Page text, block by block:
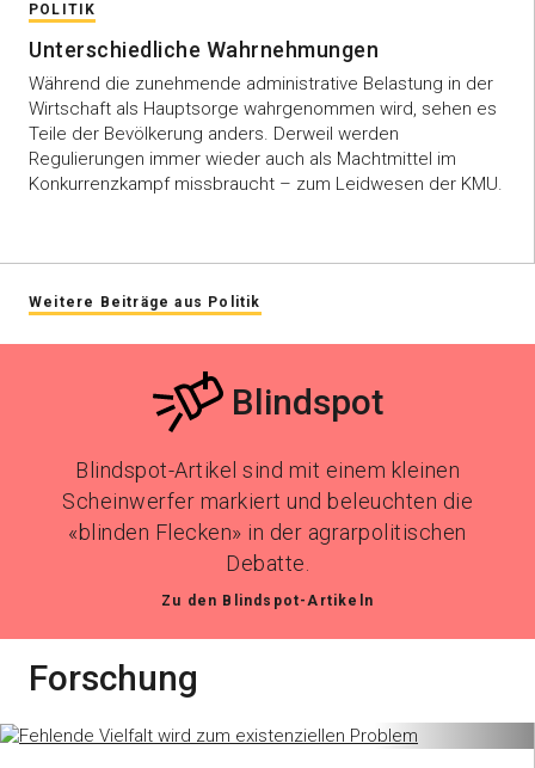
POLITIK
Unterschiedliche Wahrnehmungen
Während die zunehmende administrative Belastung in der
Wirtschaft als Hauptsorge wahrgenommen wird, sehen es
Teile der Bevölkerung anders. Derweil werden
Regulierungen immer wieder auch als Machtmittel im
Konkurrenzkampf missbraucht – zum Leidwesen der KMU.
Weitere Beiträge aus Politik
Blindspot
Blindspot-Artikel sind mit einem kleinen
Scheinwerfer markiert und beleuchten die
«blinden Flecken» in der agrarpolitischen
Debatte.
Zu den Blindspot-Artikeln
Forschung